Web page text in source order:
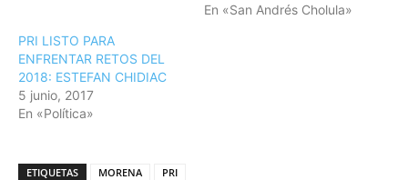
En «San Andrés Cholula»
PRI LISTO PARA
ENFRENTAR RETOS DEL
2018: ESTEFAN CHIDIAC
5 junio, 2017
En «Política»
ETIQUETAS MORENA PRI